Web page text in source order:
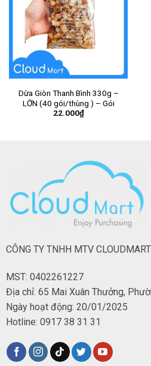
Dừa Giòn Thanh Bình 330g –
LỚN (40 gói/thùng ) – Gói
22.000₫
CÔNG TY TNHH MTV CLOUDMART
MST: 0402261227
Địa chỉ: 65 Mai Xuân Thưởng,
Ngày hoạt động: 20/01/2025
Hotline: 0917 38 31 31